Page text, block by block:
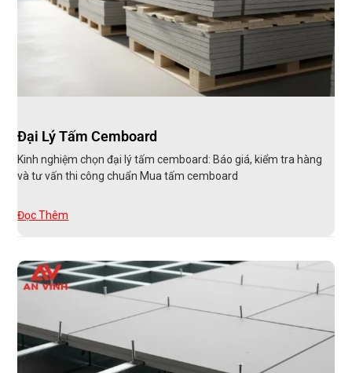
Đại Lý Tấm Cemboard
Kinh nghiệm chọn đại lý tấm cemboard: Báo giá, kiểm tra hàng
và tư vấn thi công chuẩn Mua tấm cemboard
Đọc Thêm